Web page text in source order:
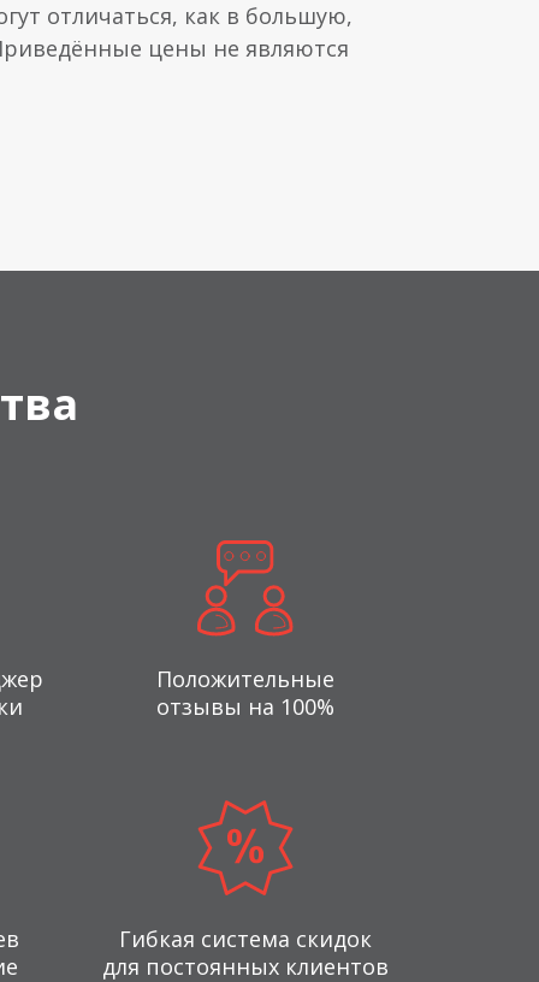
отличаться, как в большую,
цены не являются
Положительные
отзывы на 100%
Гибкая система скидок
для постоянных клиентов